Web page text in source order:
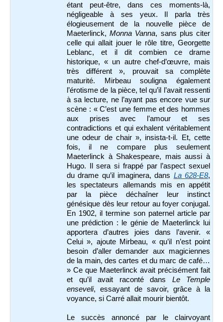
étant peut-être, dans ces moments-là,
négligeable à ses yeux. Il parla très
élogieusement de la nouvelle pièce de
Maeterlinck,Monna Vanna, sans plus citer
celle qui allait jouer le rôle titre, Georgette
Leblanc, et il dit combien ce drame
historique, « un autre chef-d’œuvre, mais
très différent », prouvait sa complète
maturité. Mirbeau souligna également
l’érotisme de la pièce, tel qu’il l’avait ressenti
à sa lecture, ne l’ayant pas encore vue sur
scène : « C’est une femme et des hommes
aux prises avec l’amour et ses
contradictions et qui exhalent véritablement
une odeur de chair », insista-t-il. Et, cette
fois, il ne compare plus seulement
Maeterlinck à Shakespeare, mais aussi à
Hugo. Il sera si frappé par l’aspect sexuel
du drame qu’il imaginera, dans La 628-E8,
les spectateurs allemands mis en appétit
par la pièce déchaîner leur instinct
génésique dès leur retour au foyer conjugal.
En 1902, il termine son paternel article par
une prédiction : le génie de Maeterlinck lui
apportera d’autres joies dans l’avenir. «
Celui », ajoute Mirbeau, « qu’il n’est point
besoin d’aller demander aux magiciennes
de la main, des cartes et du marc de café…
» Ce que Maeterlinck avait précisément fait
et qu’il avait raconté dans Le Temple
enseveli, essayant de savoir, grâce à la
voyance, si Carré allait mourir bientôt.
Le succès annoncé par le clairvoyant